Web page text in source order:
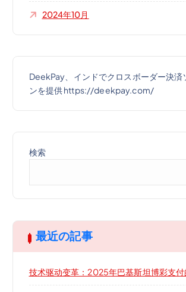
2024年10月
DeekPay、インドでクロスボーダー決済
ンを提供 https://deekpay.com/
検索
最近の記事
技术驱动变革：2025年巴基斯坦博彩支